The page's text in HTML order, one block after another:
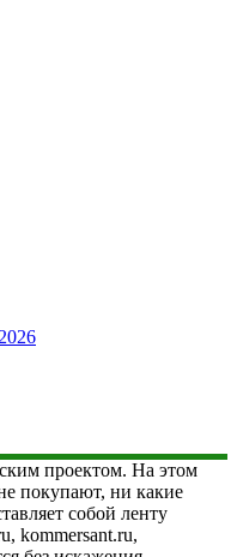
проектом. На этом
покупают, ни какие
собой ленту
kommersant.ru,